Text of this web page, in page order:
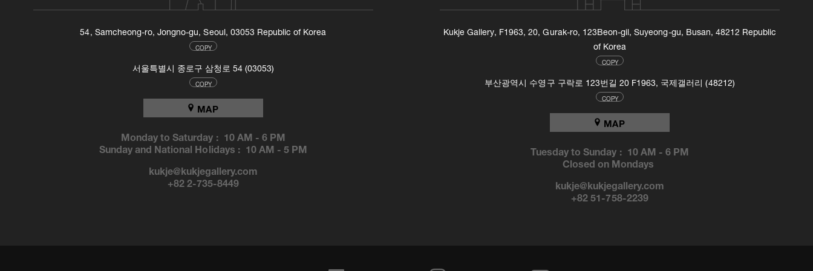
54, Samcheong-ro, Jongno-gu, Seoul, 03053 Republic of Korea
COPY
서울특별시 종로구 삼청로 54 (03053)
COPY
MAP
Monday to Saturday : 10 AM-6 PM
Sunday and National Holidays : 10 AM-5 PM
kukje@kukjegallery.com
+82 2-735-8449
Kukje Gallery, F1963, 20, Gurak-ro, 123Beon-gil, Suyeong-gu, Busan, 48212 Republic
of Korea
COPY
부산광역시 수영구 구락로 123번길 20 F1963, 국제갤러리 (48212)
COPY
MAP
Tuesday to Sunday : 10 AM-6 PM
Closed on Mondays
kukje@kukjegallery.com
+82 51-758-2239